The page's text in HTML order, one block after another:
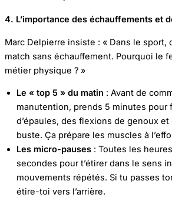
4. L’importance des échauffements et
Marc Delpierre insiste : « Dans le sport,
match sans échauffement. Pourquoi le
métier physique ? »
Le « top 5 » du matin : Avant de
manutention, prends 5 minutes pour
d’épaules, des flexions de genoux
buste. Ça prépare les muscles à
Les micro-pauses : Toutes les
secondes pour t’étirer dans le sens
mouvements répétés. Si tu passes
étire-toi vers l’arrière.